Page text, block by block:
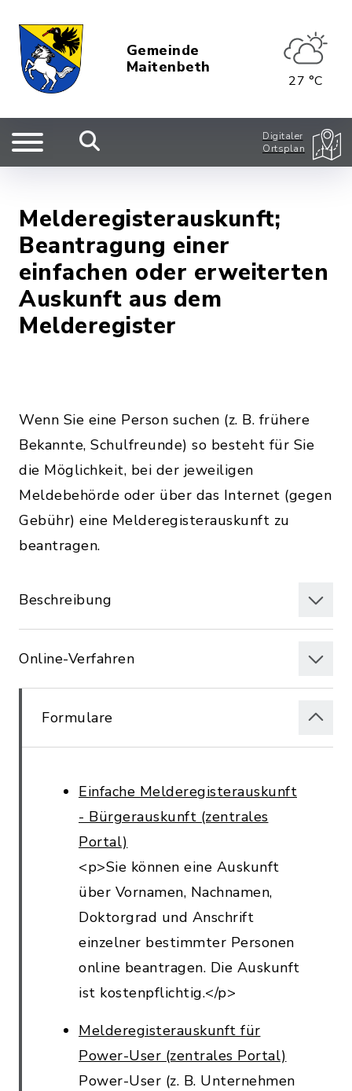
Gemeinde
Maitenbeth
27 °C
Digitaler
Ortsplan
Melderegisterauskunft;
Beantragung einer
einfachen oder erweiterten
Auskunft aus dem
Melderegister
Wenn Sie eine Person suchen (z. B. frühere
Bekannte, Schulfreunde) so besteht für Sie
die Möglichkeit, bei der jeweiligen
Meldebehörde oder über das Internet (gegen
Gebühr) eine Melderegisterauskunft zu
beantragen.
Beschreibung
Online-Verfahren
Formulare
Einfache Melderegisterauskunft
- Bürgerauskunft (zentrales
Portal)
<p>Sie können eine Auskunft
über Vornamen, Nachnamen,
Doktorgrad und Anschrift
einzelner bestimmter Personen
online beantragen. Die Auskunft
ist kostenpflichtig.</p>
Melderegisterauskunft für
Power-User (zentrales Portal)
Power-User (z. B. Unternehmen